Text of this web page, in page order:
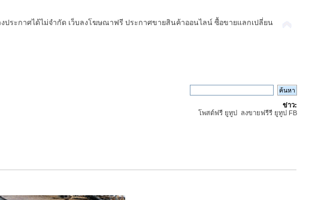
งประกาศได้ไม่จำกัด เว็บลงโฆษณาฟรี ประกาศขายสินค้าออนไลน์ ซื้อขายแลกเปลี่ยน
ข่าว:
โพสต์ฟรี ยูทูป ลงขายฟรีรี ยูทูป FB